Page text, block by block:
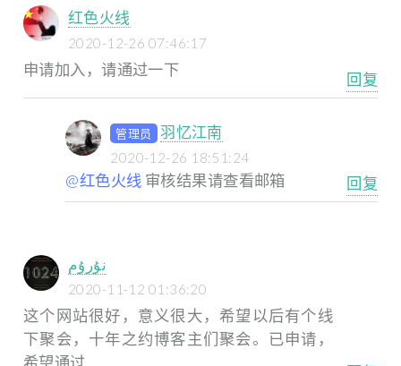
红色火线
2020-12-26 07:46:17
申请加入，请通过一下
回复
管理员 羽忆江南
2020-12-26 18:51:24
@红色火线 审核结果请查看邮箱 回复
نۇرۇم
2020-11-12 01:36:20
这个网站很好，意义很大，希望以后有个线
下聚会，十年之约博客主们聚会。已申请，
希望通过